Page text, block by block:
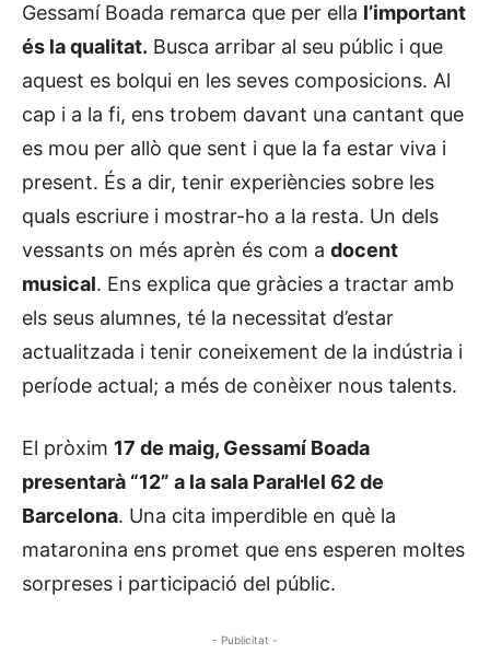
Gessamí Boada remarca que per ella l’important
és la qualitat. Busca arribar al seu públic i que
aquest es bolqui en les seves composicions. Al
cap i a la fi, ens trobem davant una cantant que
es mou per allò que sent i que la fa estar viva i
present. És a dir, tenir experiències sobre les
quals escriure i mostrar-ho a la resta. Un dels
vessants on més aprèn és com a docent
musical. Ens explica que gràcies a tractar amb
els seus alumnes, té la necessitat d’estar
actualitzada i tenir coneixement de la indústria i
període actual; a més de conèixer nous talents.
El pròxim 17 de maig, Gessamí Boada
presentarà “12” a la sala Paral·lel 62 de
Barcelona. Una cita imperdible en què la
mataronina ens promet que ens esperen moltes
sorpreses i participació del públic.
- Publicitat -